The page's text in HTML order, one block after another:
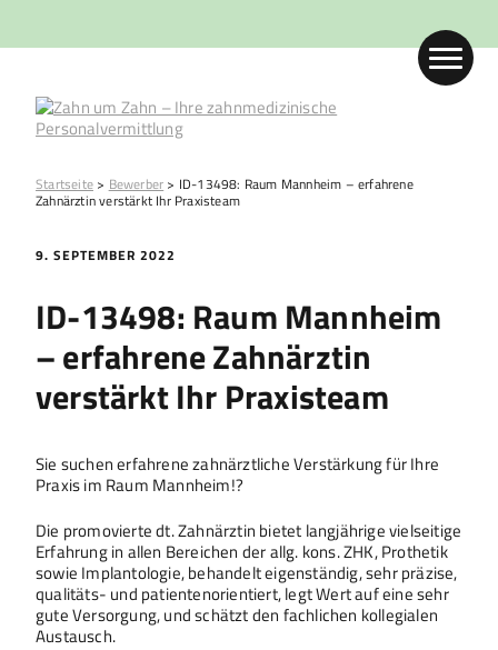
Startseite > Bewerber > ID-13498: Raum Mannheim – erfahrene
Zahnärztin verstärkt Ihr Praxisteam
9. SEPTEMBER 2022
ID-13498: Raum Mannheim
– erfahrene Zahnärztin
verstärkt Ihr Praxisteam
Sie suchen erfahrene zahnärztliche Verstärkung für Ihre
Praxis im Raum Mannheim!?
Die promovierte dt. Zahnärztin bietet langjährige vielseitige
Erfahrung in allen Bereichen der allg. kons. ZHK, Prothetik
sowie Implantologie, behandelt eigenständig, sehr präzise,
qualitäts- und patientenorientiert, legt Wert auf eine sehr
gute Versorgung, und schätzt den fachlichen kollegialen
Austausch.